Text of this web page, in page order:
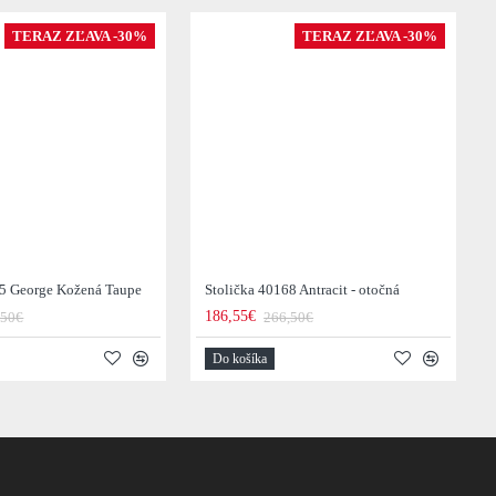
TERAZ ZĽAVA -30%
George Kožená Taupe
TERAZ ZĽAVA -30%
Stolička 40168 Antracit - otočná
186,55€ 266,50€
Do košíka